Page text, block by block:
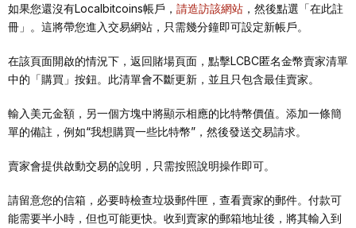
如果您還沒有Localbitcoins帳戶， 請造訪該網站 ，然後點選「在此註
冊」。這將帶您進入交易網站，只需幾分鐘即可設定新帳戶。
在該頁面開啟的情況下，返回賭場頁面，點擊LCBC匿名金幣賣家清單
中的「購買」按鈕。此清單會不斷更新，並且只包含最佳賣家。
輸入美元金額，另一個方塊中將顯示相應的比特幣價值。添加一條簡
單的備註，例如“我想購買一些比特幣”，然後發送交易請求。
賣家會提供啟動交易的說明，只需按照說明操作即可。
請留意您的信箱，必要時檢查垃圾郵件匣，查看賣家的郵件。付款可
能需要半小時，但也可能更快。收到賣家的郵箱地址後，將其輸入到